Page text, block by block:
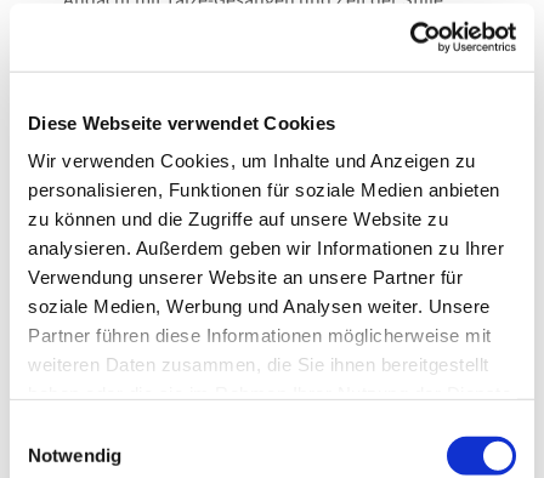
Diese Webseite verwendet Cookies
Wir verwenden Cookies, um Inhalte und Anzeigen zu
personalisieren, Funktionen für soziale Medien anbieten
zu können und die Zugriffe auf unsere Website zu
analysieren. Außerdem geben wir Informationen zu Ihrer
Verwendung unserer Website an unsere Partner für
soziale Medien, Werbung und Analysen weiter. Unsere
Partner führen diese Informationen möglicherweise mit
weiteren Daten zusammen, die Sie ihnen bereitgestellt
Notwendig
In der Gertrud-Kapelle (durch den rechten Eingang)